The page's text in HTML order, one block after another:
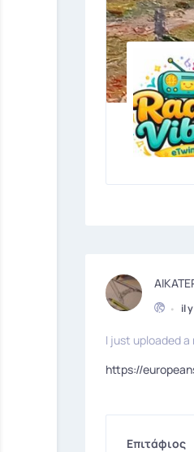
• il
I just uploaded
https://
Επιτάφιος